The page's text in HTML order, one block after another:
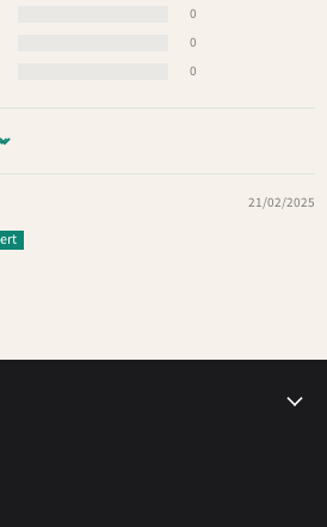
0
0
0
21/02/2025